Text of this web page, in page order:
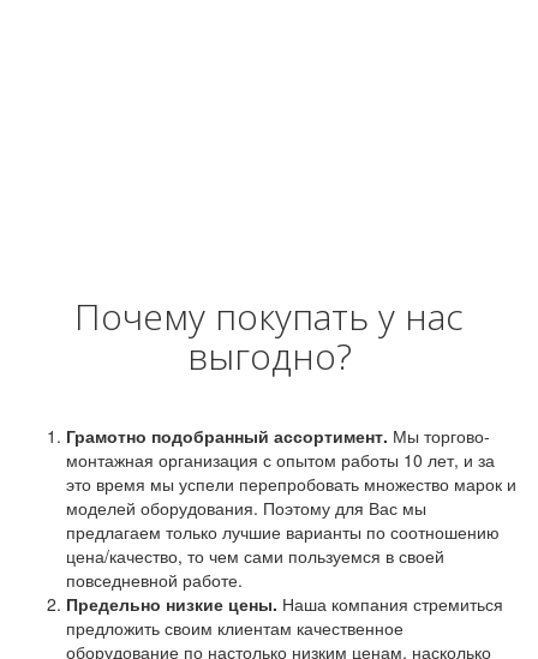
Почему покупать у нас
выгодно?
Грамотно подобранный ассортимент. Мы торгово-
монтажная организация с опытом работы 10 лет, и за
это время мы успели перепробовать множество марок и
моделей оборудования. Поэтому для Вас мы
предлагаем только лучшие варианты по соотношению
цена/качество, то чем сами пользуемся в своей
повседневной работе.
Предельно низкие цены. Наша компания стремиться
предложить своим клиентам качественное
оборудование по настолько низким ценам, насколько